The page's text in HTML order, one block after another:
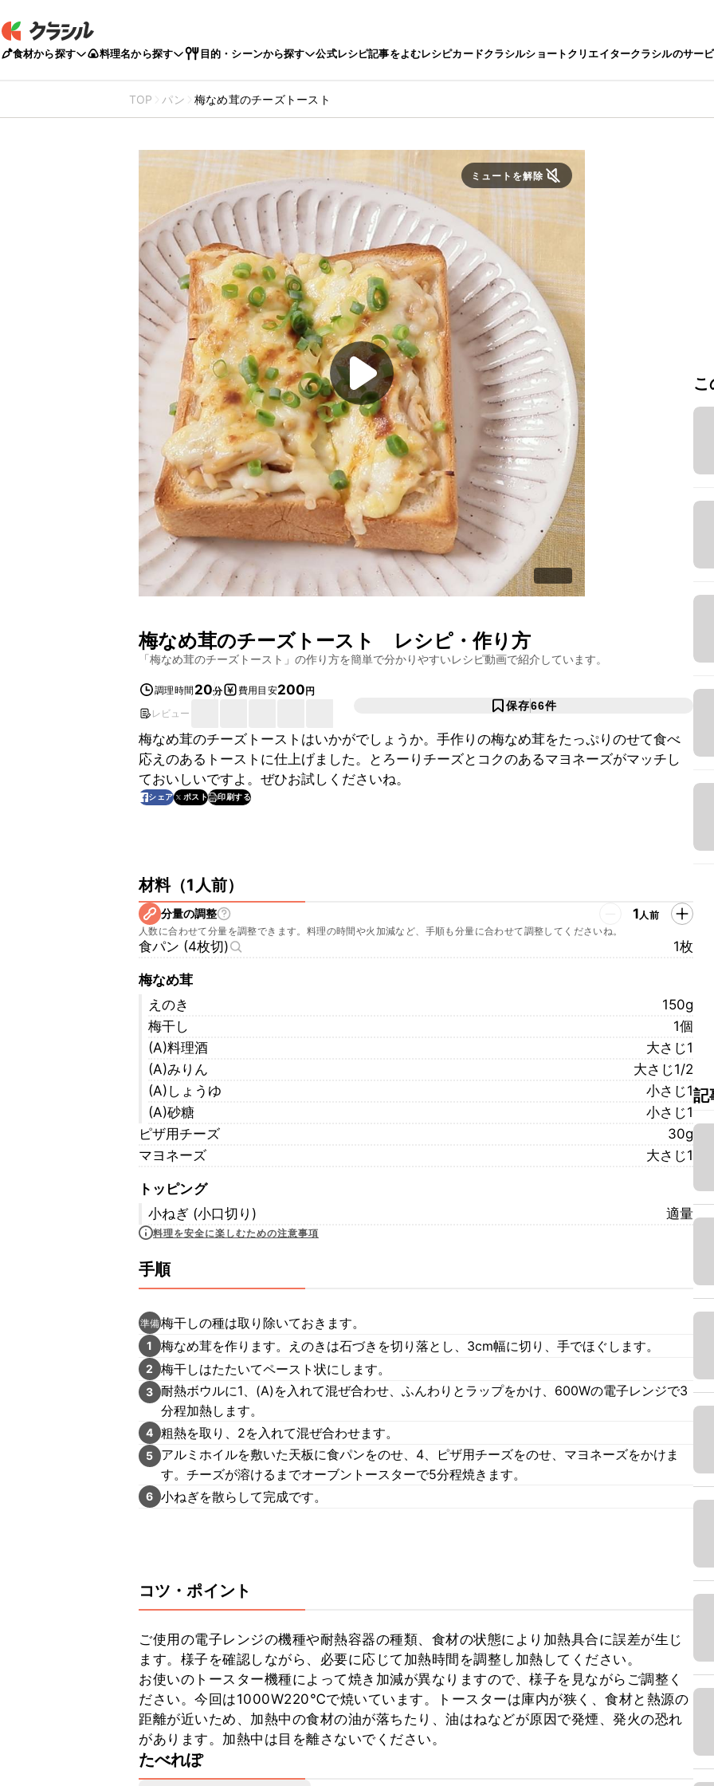
食材から探す 料理名から探す 目的・シーンから探す 公式レシピ記事をよむレシピカードクラシルショートクリエイタークラシルのサー
TOP パン 梅なめ茸のチーズトースト
ミュートを解除
梅なめ茸のチーズトースト レシピ・作り方
「梅なめ茸のチーズトースト 」の作り方を簡単で分かりやすいレシピ動画で紹介しています。
調理時間 20分 費用目安200円
レビュー
保存66件
梅なめ茸のチーズトーストはいかがでしょうか。手作りの梅なめ茸をたっぷりのせて食べ
応えのあるトーストに仕上げました。とろーりチーズとコクのあるマヨネーズがマッチし
ておいしいですよ。ぜひお試しくださいね。
シェア ポスト 印刷する
材料（1人前）
分量の調整 1人前
人数に合わせて分量を調整できます。料理の時間や火加減など、手順も分量に合わせて調整してくださいね。
食パン (4枚切) 1枚
梅なめ茸
えのき
150g
梅干し
1個
(A)料理酒
大さじ1
(A)みりん
大さじ1/2
(A)しょうゆ
小さじ1
(A)砂糖
小さじ1
ピザ用チーズ
30g
マヨネーズ
大さじ1
トッピング
小ねぎ (小口切り)
適量
料理を安全に楽しむための注意事項
手順
準備梅干しの種は取り除いておきます。
1 梅なめ茸を作ります。えのきは石づきを切り落とし、3cm幅に切り、手でほぐします。
2 梅干しはたたいてペースト状にします。
3 耐熱ボウルに1、(A)を入れて混ぜ合わせ、ふんわりとラップをかけ、600Wの電子レンジで3
分程加熱します。
4 粗熱を取り、2を入れて混ぜ合わせます。
5
アルミホイルを敷いた天板に食パンをのせ、4、ピザ用チーズをのせ、マヨネーズをかけま
す。チーズが溶けるまでオーブントースターで5分程焼きます。
6 小ねぎを散らして完成です。
コツ・ポイント
ご使用の電子レンジの機種や耐熱容器の種類、食材の状態により加熱具合に誤差が生じ
ます。様子を確認しながら、必要に応じて加熱時間を調整し加熱してください。
お使いのトースター機種によって焼き加減が異なりますので、様子を見ながらご調整く
ださい。今回は1000W220℃で焼いています。トースターは庫内が狭く、食材と熱源の
距離が近いため、加熱中の食材の油が落ちたり、油はねなどが原因で発煙、発火の恐れ
があります。加熱中は目を離さないでください。
たべれぽ
記